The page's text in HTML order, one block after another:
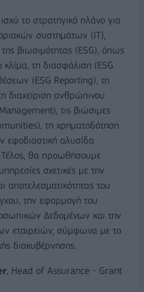
το στρατηγικό πλάνο για
συστημάτων (ΙΤ),
βιωσιμότητας (ESG), όπως
κλίμα, τη διασφάλιση (ESG
(ESG Reporting), τη
διαχείριση ανθρώπινου
τις βιώσιμες
τη χρηματοδότηση
εφοδιαστική αλυσίδα
θα προωθήσουμε
σχετικές με την
αποτελεσματικότητας του
την εφαρμογή του
Δεδομένων και την
εταιρειών, σύμφωνα με το
διακυβέρνησης.
, Head of Assurance - Grant